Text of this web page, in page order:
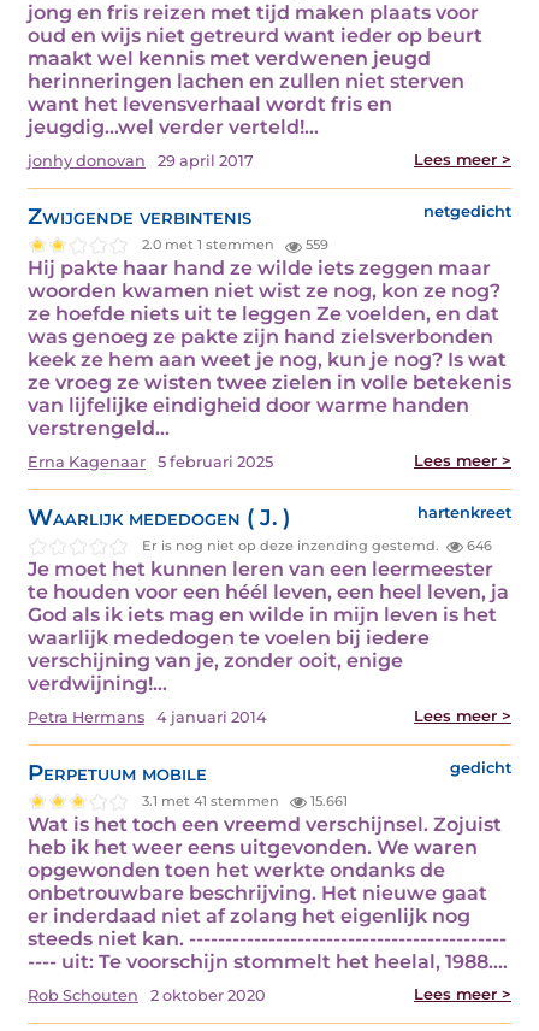
jong en fris reizen met tijd maken plaats voor
oud en wijs niet getreurd want ieder op beurt
maakt wel kennis met verdwenen jeugd
herinneringen lachen en zullen niet sterven
want het levensverhaal wordt fris en
jeugdig...wel verder verteld!…
jonhy donovan 29 april 2017 Lees meer >
Zwijgende verbintenis netgedicht
2.0 met 1 stemmen 559
Hij pakte haar hand ze wilde iets zeggen maar
woorden kwamen niet wist ze nog, kon ze nog?
ze hoefde niets uit te leggen Ze voelden, en dat
was genoeg ze pakte zijn hand zielsverbonden
keek ze hem aan weet je nog, kun je nog? Is wat
ze vroeg ze wisten twee zielen in volle betekenis
van lijfelijke eindigheid door warme handen
verstrengeld…
Erna Kagenaar 5 februari 2025 Lees meer >
Waarlijk mededogen ( J. ) hartenkreet
Er is nog niet op deze inzending gestemd. 646
Je moet het kunnen leren van een leermeester
te houden voor een héél leven, een heel leven, ja
God als ik iets mag en wilde in mijn leven is het
waarlijk mededogen te voelen bij iedere
verschijning van je, zonder ooit, enige
verdwijning!…
Petra Hermans 4 januari 2014 Lees meer >
Perpetuum mobile gedicht
3.1 met 41 stemmen 15.661
Wat is het toch een vreemd verschijnsel. Zojuist
heb ik het weer eens uitgevonden. We waren
opgewonden toen het werkte ondanks de
onbetrouwbare beschrijving. Het nieuwe gaat
er inderdaad niet af zolang het eigenlijk nog
steeds niet kan. --------------------------------------------
---- uit: Te voorschijn stommelt het heelal, 1988.…
Rob Schouten 2 oktober 2020 Lees meer >